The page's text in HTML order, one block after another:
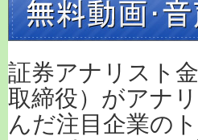
証券アナリスト
取締役）がアナ
んだ注目企業の